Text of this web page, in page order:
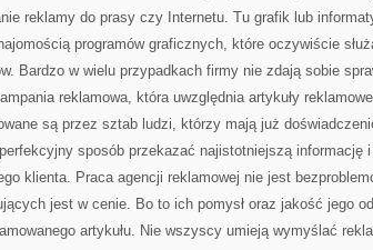
reklamy do prasy czy Internetu. Tu grafik lub
programów graficznych, które oczywiście
Bardzo w wielu przypadkach firmy nie zdają sobie
reklamowa, która uwzględnia artykuły
są przez sztab ludzi, którzy mają już
sposób przekazać najistotniejszą informację
klienta. Praca agencji reklamowej nie jest
jest w cenie. Bo to ich pomysł oraz jakość jego
artykułu. Nie wszyscy umieją wymyślać